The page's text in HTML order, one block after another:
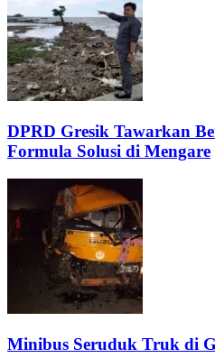
DPRD Gresik Tawarkan
Formula Solusi di Mengare
Minibus Seruduk Truk di